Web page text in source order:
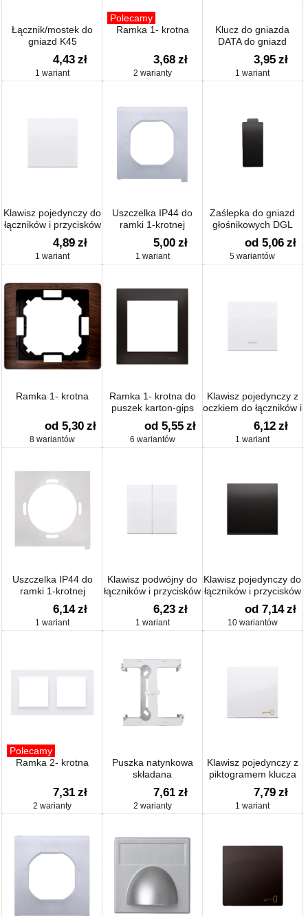
Łącznik/mostek do
gniazd K45
4,43 zł
1 wariant
Polecamy
Ramka 1- krotna
3,68 zł
2 warianty
Klucz do gniazda
DATA do gniazd
SIMON 500 (element
zapasowy)
3,95 zł
1 wariant
Klawisz pojedynczy do
łączników i przycisków
4,89 zł
1 wariant
Uszczelka IP44 do
ramki 1-krotnej
5,00 zł
1 wariant
Zaślepka do gniazd
głośnikowych DGL
3.01/..
od 5,06 zł
5 wariantów
Ramka 1- krotna
od 5,30 zł
8 wariantów
Ramka 1- krotna do
puszek karton-gips
od 5,55 zł
6 wariantów
Klawisz pojedynczy z
oczkiem do łączników i
przycisków
podświetlanych
6,12 zł
1 wariant
Uszczelka IP44 do
ramki 1-krotnej
6,14 zł
1 wariant
Klawisz podwójny do
łączników i przycisków
6,23 zł
1 wariant
Klawisz pojedynczy do
łączników i przycisków
od 7,14 zł
10 wariantów
Polecamy
Ramka 2- krotna
7,31 zł
2 warianty
Puszka natynkowa
składana
7,61 zł
2 warianty
Klawisz pojedynczy z
piktogramem klucza
do łączników i
przycisków
7,79 zł
1 wariant